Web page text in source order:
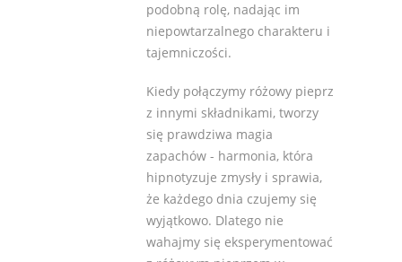
podobną rolę, nadając im
niepowtarzalnego charakteru i
tajemniczości.
Kiedy połączymy różowy pieprz
z innymi składnikami, tworzy
się prawdziwa magia
zapachów - harmonia, która
hipnotyzuje zmysły i sprawia,
że każdego dnia czujemy się
wyjątkowo. Dlatego nie
wahajmy się eksperymentować